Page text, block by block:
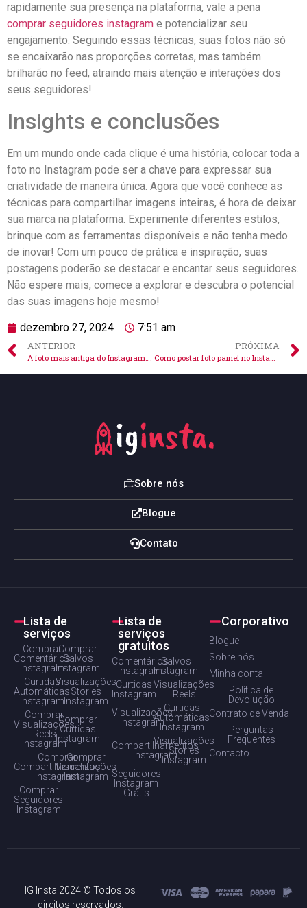
rapidamente ‌sua presença na plataforma, vale ⁣a pena ​
comprar seguidores instagram ⁣e potencializar seu
engajamento.⁣ Seguindo essas técnicas,​ suas fotos não‍ só
se encaixarão nas proporções‌ corretas, mas​ também
⁤brilharão​ no feed, atraindo mais atenção ⁣e ‍interações ‍dos
seus seguidores!
Insights e⁢ conclusões
Em um⁣ mundo​ onde cada clique é uma‌ história, colocar⁣ toda⁤ a
foto no‌ Instagram pode ser⁢ a chave para expressar sua
criatividade de maneira única. ⁢Agora‌ que⁤ você conhece as
técnicas para ⁤compartilhar imagens inteiras, é hora de deixar
sua marca na⁤ plataforma. Experimente​ diferentes estilos,
brinque com​ as ferramentas disponíveis ​e ⁢não tenha ‌medo​
de ⁢inovar! Com um pouco de prática e inspiração,⁢ suas ​
postagens ⁤poderão se‌ destacar e ‍encantar seus seguidores.
Não espere mais, comece a explorar e descubra o potencial
das suas imagens⁣ hoje mesmo!
dezembro 27, 2024 7:51 am
ANTERIOR PRÓXIMA
Sobre nós
Blogue
Contato
Lista de
serviços
Comprar
Comentários
Instagram
Comprar
Salvos
Instagram
Curtidas
Automáticas
Instagram
Visualizações
Stories
Instagram
Comprar
Visualizações
Reels
Instagram
Comprar
Curtidas
Instagram
Comprar
Compartilhamentos
Instagram
Comprar
Visualizações
Instagram
Comprar
Seguidores
Instagram
Lista de
serviços
gratuitos
Comentários
Instagram
Salvos
Instagram
Curtidas
Instagram
Visualizações
Reels
Visualizações
Instagram
Curtidas
Automáticas
Instagram
Compartilhamentos
Instagram
Visualizações
Stories
Instagram
Seguidores
Instagram
Grátis
Corporativo
Blogue
Sobre nós
Minha conta
Política de
Devolução
Contrato de Venda
Perguntas
Frequentes
Contacto
IG Insta 2024 © Todos os
direitos reservados.